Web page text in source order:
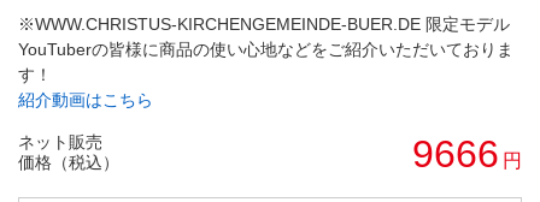
※WWW.CHRISTUS-KIRCHENGEMEINDE-BUER.DE 限定モデル
YouTuberの皆様に商品の使い心地などをご紹介いただいておりま
す！
紹介動画はこちら
ネット販売
価格（税込）
9666 円